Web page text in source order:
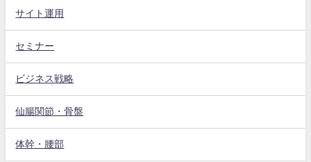
サイト運用
セミナー
ビジネス戦略
仙腸関節・骨盤
体幹・腰部